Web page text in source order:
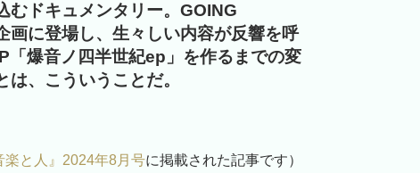
むドキュメンタリー。GOING
に登場し、生々しい内容が反響を呼
「爆音ノ四半世紀ep」を作るまでの変
、こういうことだ。
楽と人』2024年8月号に掲載された記事です）